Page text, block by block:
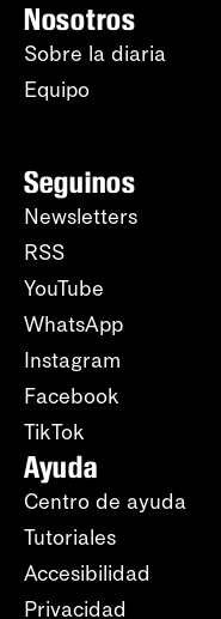
Nosotros
Sobre la diaria
Equipo
Seguinos
Newsletters
RSS
YouTube
WhatsApp
Instagram
Facebook
TikTok
Ayuda
Centro de ayuda
Tutoriales
Accesibilidad
Privacidad